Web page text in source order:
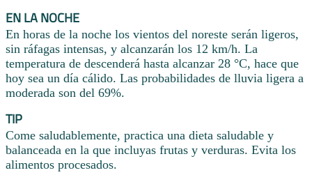
EN LA NOCHE
En horas de la noche los vientos del noreste serán ligeros,
sin ráfagas intensas, y alcanzarán los 12 km/h. La
temperatura de descenderá hasta alcanzar 28 °C, hace que
hoy sea un día cálido. Las probabilidades de lluvia ligera a
moderada son del 69%.
TIP
Come saludablemente, practica una dieta saludable y
balanceada en la que incluyas frutas y verduras. Evita los
alimentos procesados.